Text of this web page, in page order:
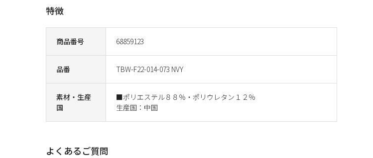
商品番号 68859123
品番 TBW-F22-014-073 NVY
素材・生産
国
■ポリエステル８８％・ポリウレタン１２％
生産国：中国
特徴
よくあるご質問